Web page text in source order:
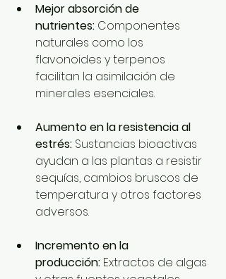
Mejor absorción de
nutrientes: Componentes
naturales como los
flavonoides y terpenos
facilitan la asimilación de
minerales esenciales.
Aumento en la resistencia al
estrés: Sustancias bioactivas
ayudan a las plantas a resistir
sequías, cambios bruscos de
temperatura y otros factores
adversos.
Incremento en la
producción: Extractos de algas